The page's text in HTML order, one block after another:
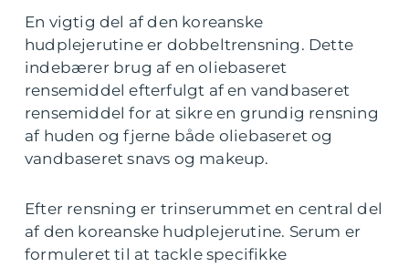
En vigtig del af den koreanske
hudplejerutine er dobbeltrensning. Dette
indebærer brug af en oliebaseret
rensemiddel efterfulgt af en vandbaseret
rensemiddel for at sikre en grundig rensning
af huden og fjerne både oliebaseret og
vandbaseret snavs og makeup.
Efter rensning er trinserummet en central del
af den koreanske hudplejerutine. Serum er
formuleret til at tackle specifikke